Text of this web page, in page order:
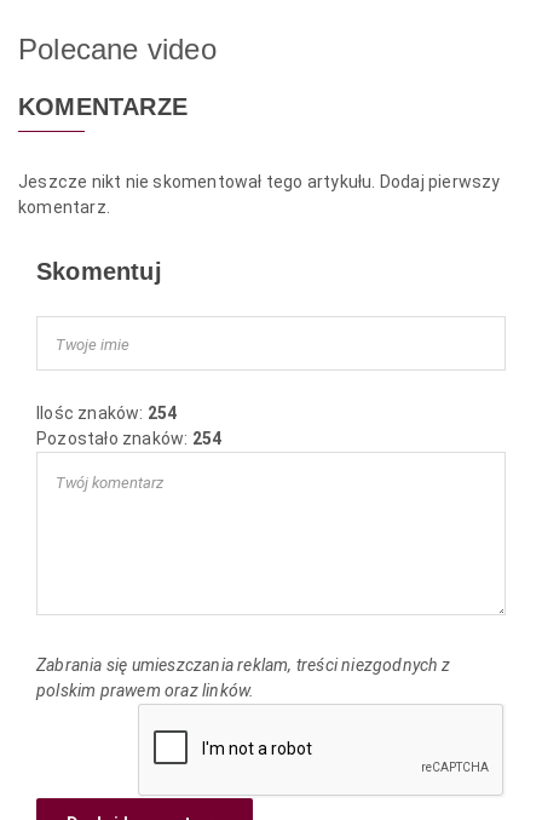
Polecane video
KOMENTARZE
Jeszcze nikt nie skomentował tego artykułu. Dodaj pierwszy
komentarz.
Skomentuj
Ilośc znaków: 254
Pozostało znaków: 254
Zabrania się umieszczania reklam, treści niezgodnych z
polskim prawem oraz linków.